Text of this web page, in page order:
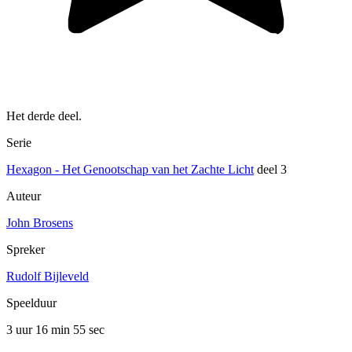
Het derde deel.
Serie
Hexagon - Het Genootschap van het Zachte Licht deel 3
Auteur
John Brosens
Spreker
Rudolf Bijleveld
Speelduur
3 uur 16 min 55 sec